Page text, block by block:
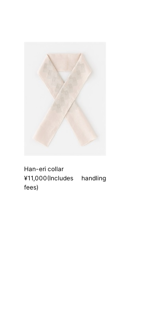
Han-eri collar
¥11,000(Includes handling
fees)